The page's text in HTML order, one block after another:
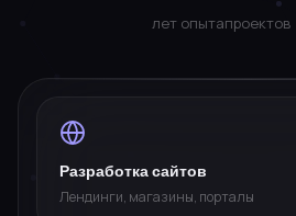
лет опытапроектов
Разработка сайтов
Лендинги, магазины, порталы